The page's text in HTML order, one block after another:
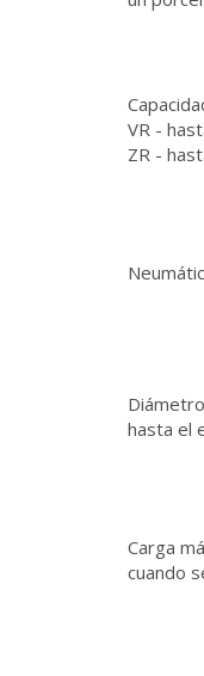
VR -
ZR -
hasta el
Carga
cuando